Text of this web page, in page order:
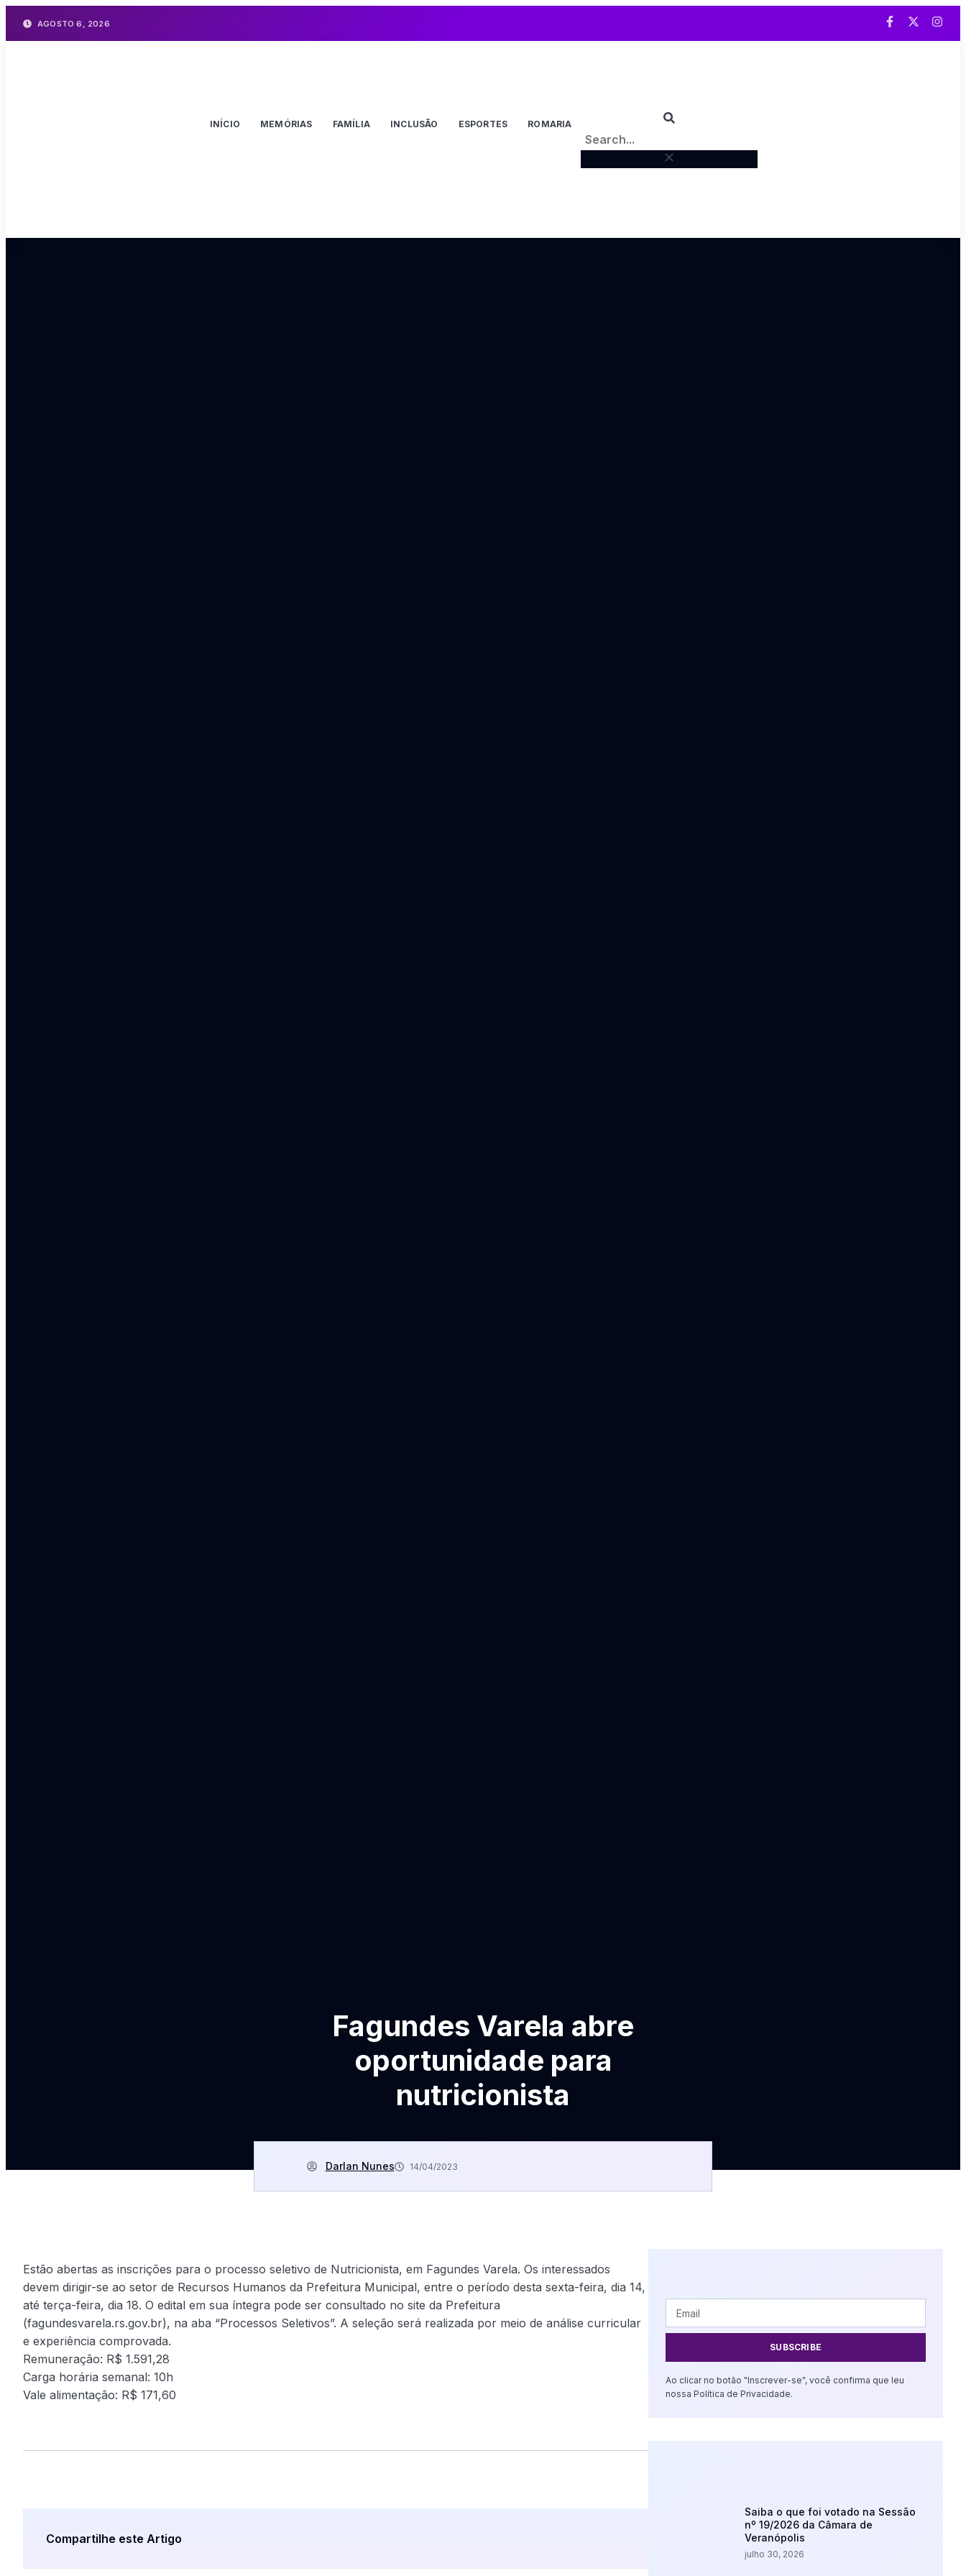
AGOSTO 6, 2026
INÍCIO MEMÓRIAS FAMÍLIA INCLUSÃO ESPORTES ROMARIA
Fagundes Varela abre
oportunidade para
nutricionista
Darlan Nunes 14/04/2023
Estão abertas as inscrições para o processo seletivo de Nutricionista, em Fagundes Varela. Os interessados
devem dirigir-se ao setor de Recursos Humanos da Prefeitura Municipal, entre o período desta sexta-feira, dia 14,
até terça-feira, dia 18. O edital em sua íntegra pode ser consultado no site da Prefeitura
(fagundesvarela.rs.gov.br), na aba “Processos Seletivos”. A seleção será realizada por meio de análise curricular
e experiência comprovada.
Remuneração: R$ 1.591,28
Carga horária semanal: 10h
Vale alimentação: R$ 171,60
Compartilhe este Artigo
SUBSCRIBE
Ao clicar no botão "Inscrever-se", você confirma que leu
nossa Política de Privacidade.
Saiba o que foi votado na Sessão
nº 19/2026 da Câmara de
Veranópolis
julho 30, 2026